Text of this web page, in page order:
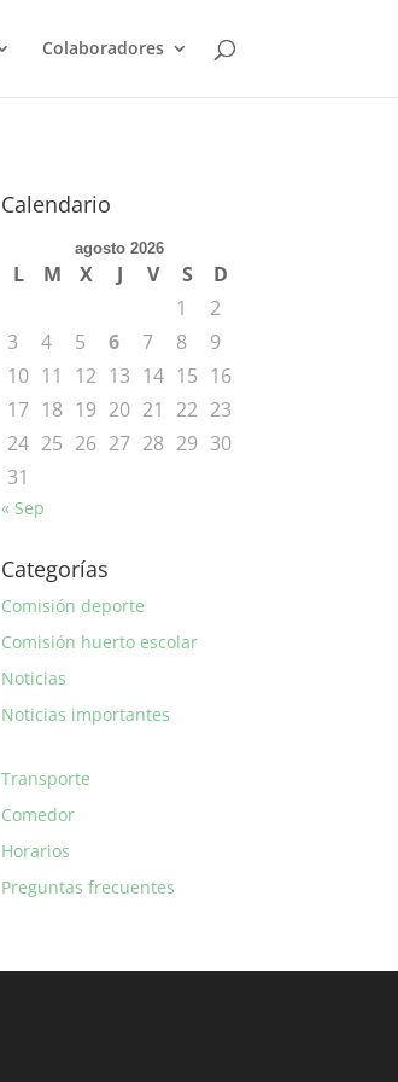
Colaboradores
Calendario
agosto 2026
L M X J V S
D
1
2
3
4 5 6 7 8
9
10 11 12 13 14 15 16
17 18 19 20 21 22 23
24 25 26 27 28 29 30
31
« Sep
Categorías
Comisión deporte
Comisión huerto escolar
Noticias
Noticias importantes
Transporte
Comedor
Horarios
Preguntas frecuentes